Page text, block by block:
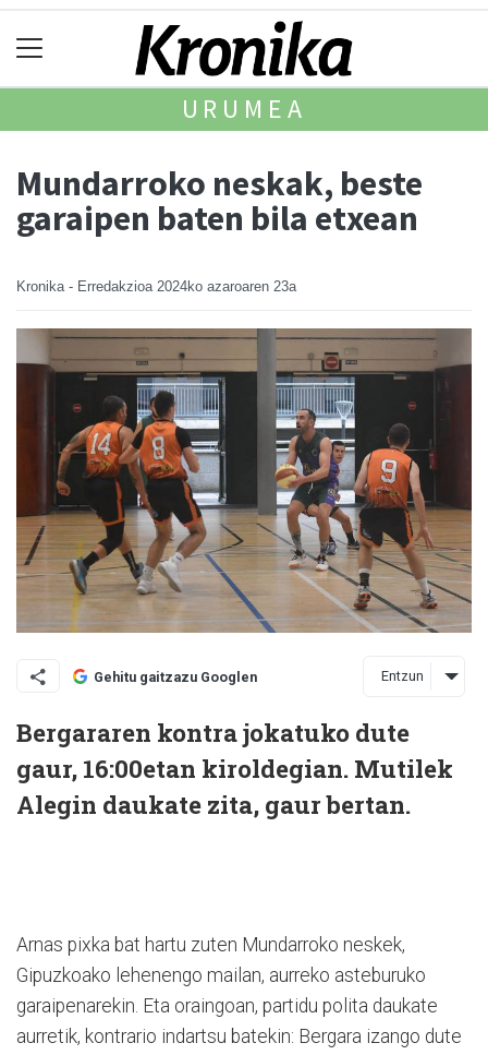
URUMEA
Mundarroko neskak, beste
garaipen baten bila etxean
Kronika - Erredakzioa 2024ko azaroaren 23a
Gehitu gaitzazu Googlen Entzun
Bergararen kontra jokatuko dute
gaur, 16:00etan kiroldegian. Mutilek
Alegin daukate zita, gaur bertan.
Arnas pixka bat hartu zuten Mundarroko neskek,
Gipuzkoako lehenengo mailan, aurreko asteburuko
garaipenarekin. Eta oraingoan, partidu polita daukate
aurretik, kontrario indartsu batekin: Bergara izango dute